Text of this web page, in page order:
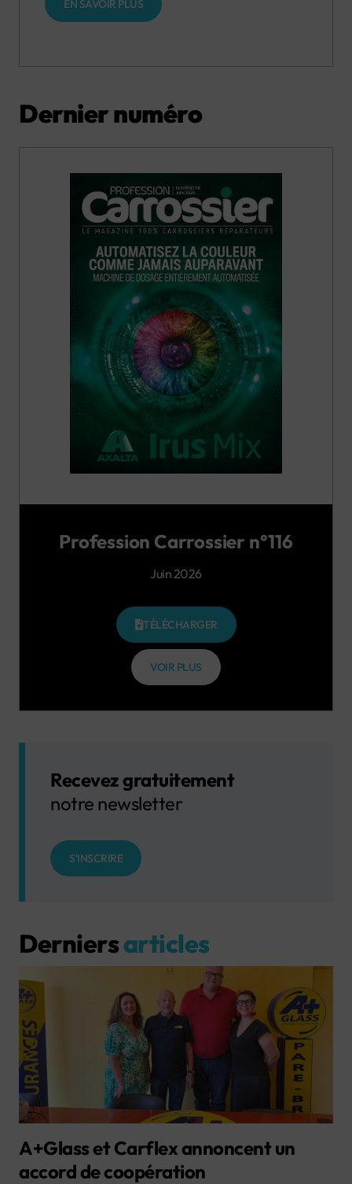
EN SAVOIR PLUS
Dernier numéro
Profession Carrossier n°116
Juin 2026
TÉLÉCHARGER
VOIR PLUS
Recevez gratuitement
notre newsletter
S'INSCRIRE
Derniersarticles
A+Glass et Carflex annoncent un
accord de coopération